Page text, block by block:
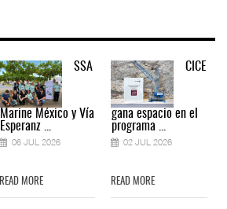
SSA
Marine México y Vía
Esperanz ...
06 JUL 2026
READ MORE
CICE
gana espacio en el
programa ...
02 JUL 2026
READ MORE